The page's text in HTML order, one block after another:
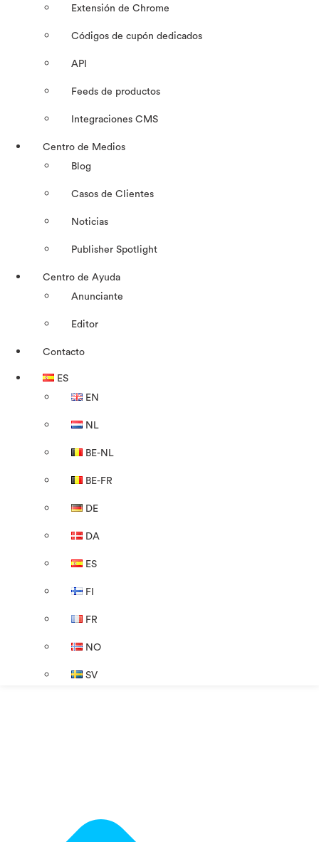
Extensión de Chrome
Códigos de cupón dedicados
API
Feeds de productos
Integraciones CMS
Centro de Medios
Blog
Casos de Clientes
Noticias
Publisher Spotlight
Centro de Ayuda
Anunciante
Editor
Contacto
ES
EN
NL
BE-NL
BE-FR
DE
DA
ES
FI
FR
NO
SV